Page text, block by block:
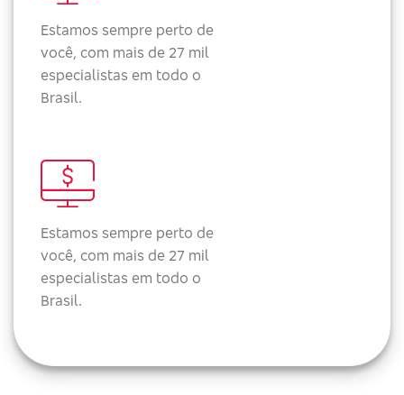
Estamos sempre perto de
você, com mais de 27 mil
especialistas em todo o
Brasil.
Estamos sempre perto de
você, com mais de 27 mil
especialistas em todo o
Brasil.